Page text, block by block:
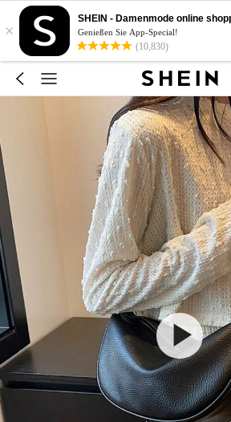
×
SHEIN - Damenmode online
Genießen Sie App-Special!
(10,830)